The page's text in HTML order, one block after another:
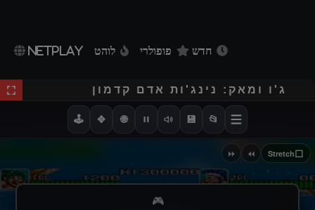
חדש פופולרי לוהט NETPLAY
ג'ו ומאק: נינג'ות אדם קדמון
🕹️ ✥ 🌐 💾 📂
⬜
Stretch
⏪
⏩
🎮